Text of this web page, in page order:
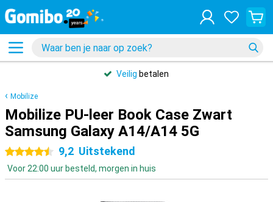
Veilig betalen
Mobilize
Mobilize PU-leer Book Case Zwart
Samsung Galaxy A14/A14 5G
4.5 sterren
9,2 Uitstekend
Voor 22:00 uur besteld, morgen in huis